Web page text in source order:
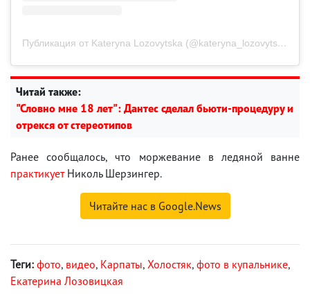
Публикация от Kateryna Lozovytska (@kateryna_lozovytska)
Читай также:
"Словно мне 18 лет": Дантес сделал бьюти-процедуру и
отрекся от стереотипов
Ранее сообщалось, что моржевание в ледяной ванне
практикуетНиколь Шерзингер.
Читайте нас в Google.News
Теги: фото, видео, Карпаты, Холостяк, фото в купальнике,
Екатерина Лозовицкая